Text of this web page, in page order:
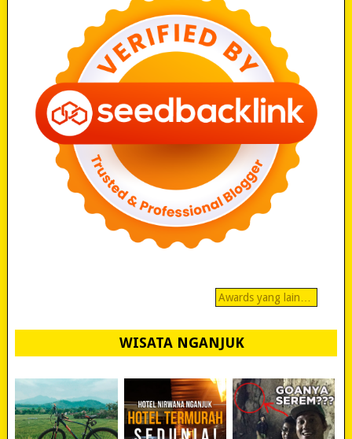
Awards yang lain…
WISATA NGANJUK